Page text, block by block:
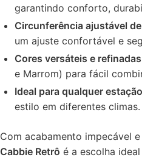
garantindo conforto,
Circunferência ajustável
um ajuste confortável e
Cores versáteis e refinadas
e Marrom) para fácil
Ideal para qualquer estação
estilo em diferentes climas.
Com acabamento impecável
Cabbie Retrô é a escolha